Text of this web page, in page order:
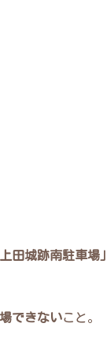
田城跡南駐車場」
できないこと。